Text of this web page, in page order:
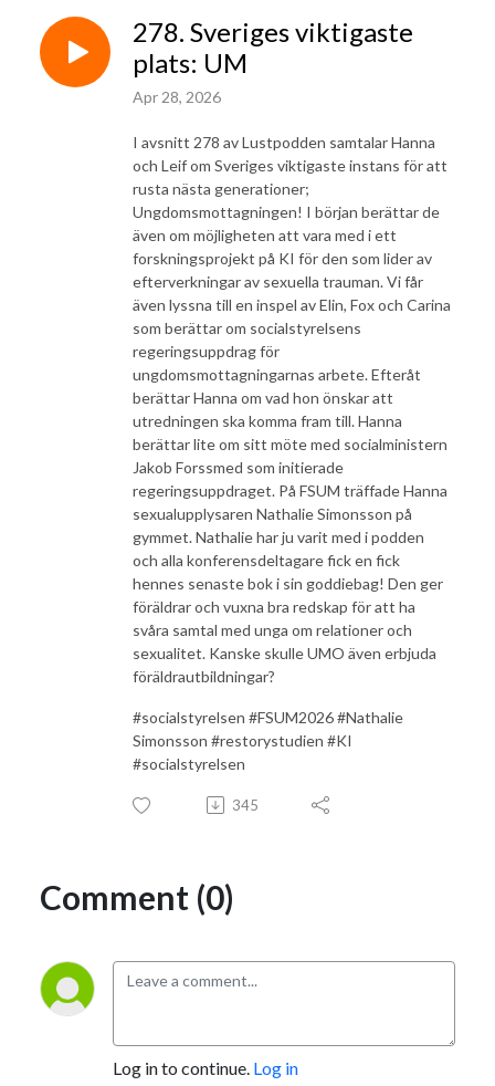
278. Sveriges viktigaste
plats: UM
Apr 28, 2026
I avsnitt 278 av Lustpodden samtalar Hanna
och Leif om Sveriges viktigaste instans för att
rusta nästa generationer;
Ungdomsmottagningen! I början berättar de
även om möjligheten att vara med i ett
forskningsprojekt på KI för den som lider av
efterverkningar av sexuella trauman. Vi får
även lyssna till en inspel av Elin, Fox och Carina
som berättar om socialstyrelsens
regeringsuppdrag för
ungdomsmottagningarnas arbete. Efteråt
berättar Hanna om vad hon önskar att
utredningen ska komma fram till. Hanna
berättar lite om sitt möte med socialministern
Jakob Forssmed som initierade
regeringsuppdraget. På FSUM träffade Hanna
sexualupplysaren Nathalie Simonsson på
gymmet. Nathalie har ju varit med i podden
och alla konferensdeltagare fick en fick
hennes senaste bok i sin goddiebag! Den ger
föräldrar och vuxna bra redskap för att ha
svåra samtal med unga om relationer och
sexualitet. Kanske skulle UMO även erbjuda
föräldrautbildningar?
#socialstyrelsen #FSUM2026 #Nathalie
Simonsson #restorystudien #KI
#socialstyrelsen
345
Comment (0)
Log in to continue. Log in